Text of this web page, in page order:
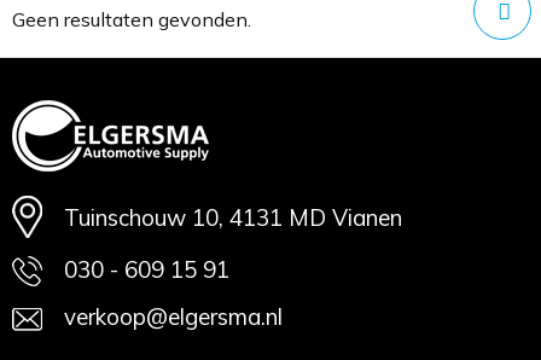
Minimale afname: 1
Geen resultaten gevonden.
Tuinschouw 10, 4131 MD Vianen
030 - 609 15 91
verkoop@elgersma.nl